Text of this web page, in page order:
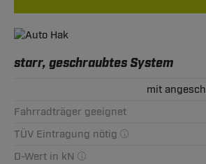
starr, geschraubtes System
mit
Fahrradträger geeignet
TÜV Eintragung nötig
D-Wert in kN